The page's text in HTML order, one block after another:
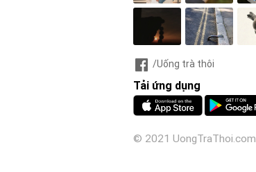
/Uống trà thôi
Tải ứng dụng
© 2021 UongTraThoi.com